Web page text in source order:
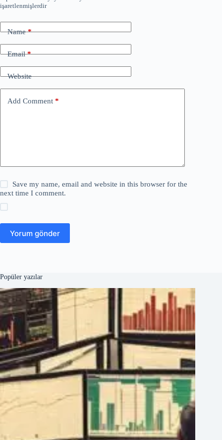
işaretlenmişlerdir
Name*
Email*
Website
Add Comment *
Save my name, email and website in this browser for the
next time I comment.
Yorum gönder
Popüler yazılar